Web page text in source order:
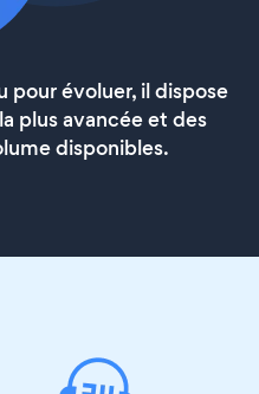
pour évoluer, il dispose
plus avancée et des
disponibles.